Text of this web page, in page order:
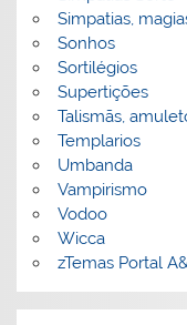
Simpatias,
Sonhos
Sortilégios
Supertições
Talismãs,
Templarios
Umbanda
Vampirismo
Vodoo
Wicca
zTemas Portal